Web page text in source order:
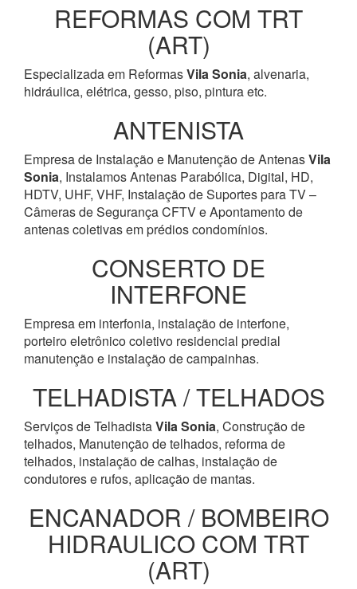
REFORMAS COM TRT
(ART)
Especializada em ReformasVila Sonia, alvenaria,
hidráulica, elétrica, gesso, piso, pintura etc.
ANTENISTA
Empresa de Instalação e Manutenção de AntenasVila
Sonia, Instalamos Antenas Parabólica, Digital, HD,
HDTV, UHF, VHF, Instalação de Suportes para TV –
Câmeras de Segurança CFTV e Apontamento de
antenas coletivas em prédios condomínios.
CONSERTO DE
INTERFONE
Empresa em interfonia, instalação de interfone,
porteiro eletrônico coletivo residencial predial
manutenção e instalação de campainhas.
TELHADISTA / TELHADOS
Serviços de TelhadistaVila Sonia, Construção de
telhados, Manutenção de telhados, reforma de
telhados, instalação de calhas, instalação de
condutores e rufos, aplicação de mantas.
ENCANADOR / BOMBEIRO
HIDRAULICO COM TRT
(ART)